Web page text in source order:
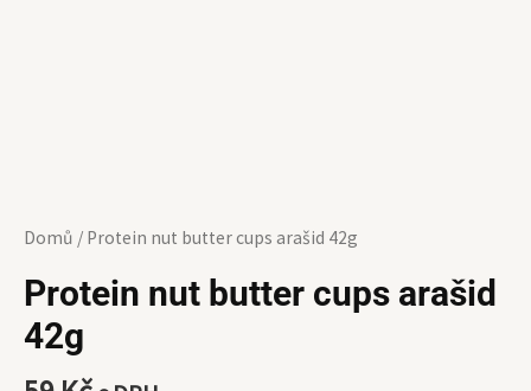
Domů / Protein nut butter cups arašid 42g
Protein nut butter cups arašid
42g